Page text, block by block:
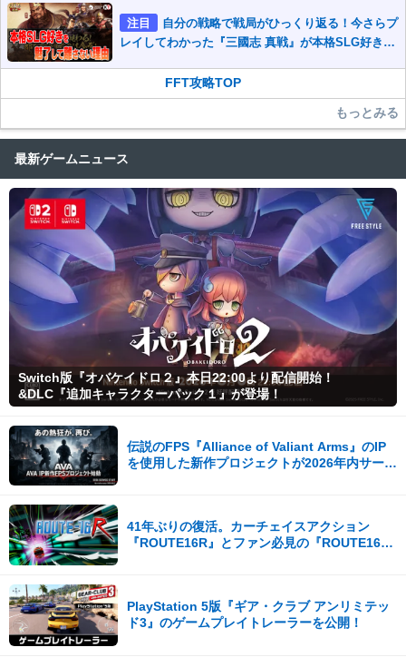
注目
自分の戦略で戦局がひっくり返る！今さらプ
レイしてわかった『三國志 真戦』が本格SLG好きを
FFT攻略TOP
もっとみる
最新ゲームニュース
Switch版『オバケイドロ２』本日22:00より配信開始！
&DLC『追加キャラクターパック１』が登場！
伝説のFPS『Alliance of Valiant Arms』のIP
を使用した新作プロジェクトが2026年内サービ
41年ぶりの復活。カーチェイスアクション
『ROUTE16R』とファン必見の『ROUTE16
PlayStation 5版『ギア・クラブ アンリミテッ
ド3』のゲームプレイトレーラーを公開！